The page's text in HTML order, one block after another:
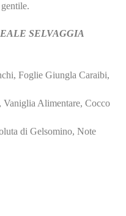
SELVAGGIA
Foglie Giungla Caraibi,
Alimentare, Cocco
di Gelsomino, Note